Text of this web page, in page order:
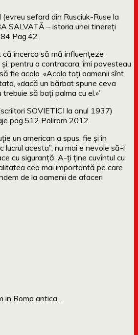
sefard din Rusciuk-Ruse la
SALVATĂ – istoria unei tinereți
Pag.42
că încerca să mă influenţeze
pentru a contracara, îmi povesteau
fie acolo. «Acolo toţi oamenii sînt
«dacă un bărbat spune ceva
să baţi palma cu el.»”
SOVIETICI la anul 1937)
pag.512 Polirom 2012
un american a spus, fie și în
lucrul acesta”, nu mai e nevoie să-i
cu siguranță. A-ți ține cuvîntul cu
cea mai importantă pe care
de la oamenii de afaceri
in Roma antica…